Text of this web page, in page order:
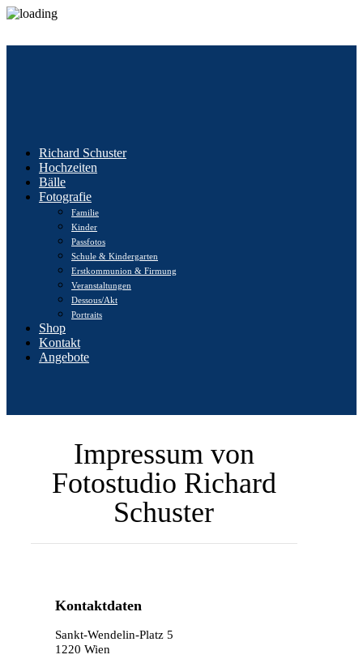
Richard Schuster
Hochzeiten
Bälle
Fotografie
Familie
Kinder
Passfotos
Schule & Kindergarten
Erstkommunion & Firmung
Veranstaltungen
Dessous/Akt
Portraits
Shop
Kontakt
Angebote
Impressum von
Fotostudio Richard
Schuster
Kontaktdaten
Sankt-Wendelin-Platz 5
1220 Wien